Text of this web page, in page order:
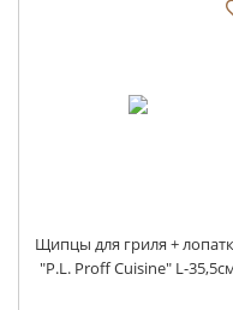
Щипцы для гриля +
"P.L. Proff Сuisine" L-